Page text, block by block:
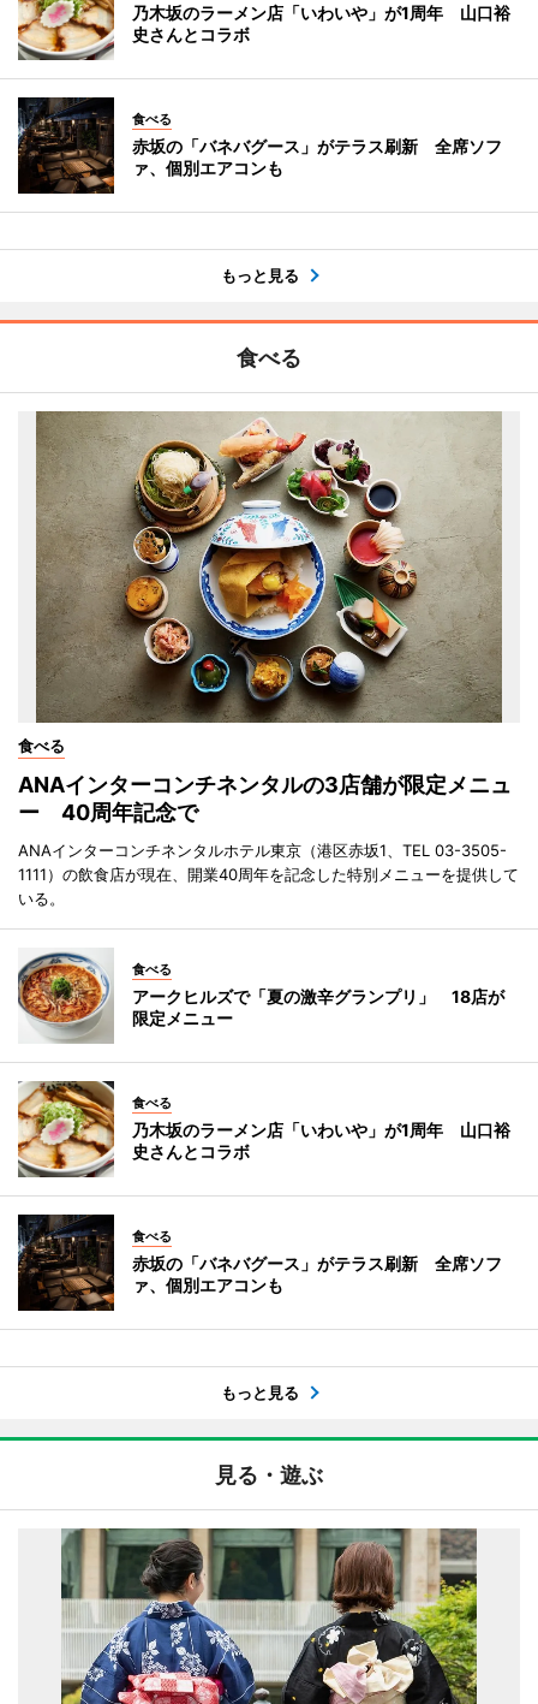
乃木坂のラーメン店「いわいや」が1周年 山口裕
史さんとコラボ
食べる
赤坂の「バネバグース」がテラス刷新 全席ソフ
ァ、個別エアコンも
もっと見る
食べる
食べる
ANAインターコンチネンタルの3店舗が限定メニュ
ー 40周年記念で
ANAインターコンチネンタルホテル東京（港区赤坂1、TEL 03-3505-
1111）の飲食店が現在、開業40周年を記念した特別メニューを提供して
いる。
食べる
アークヒルズで「夏の激辛グランプリ」 18店が
限定メニュー
食べる
乃木坂のラーメン店「いわいや」が1周年 山口裕
史さんとコラボ
食べる
赤坂の「バネバグース」がテラス刷新 全席ソフ
ァ、個別エアコンも
もっと見る
見る・遊ぶ